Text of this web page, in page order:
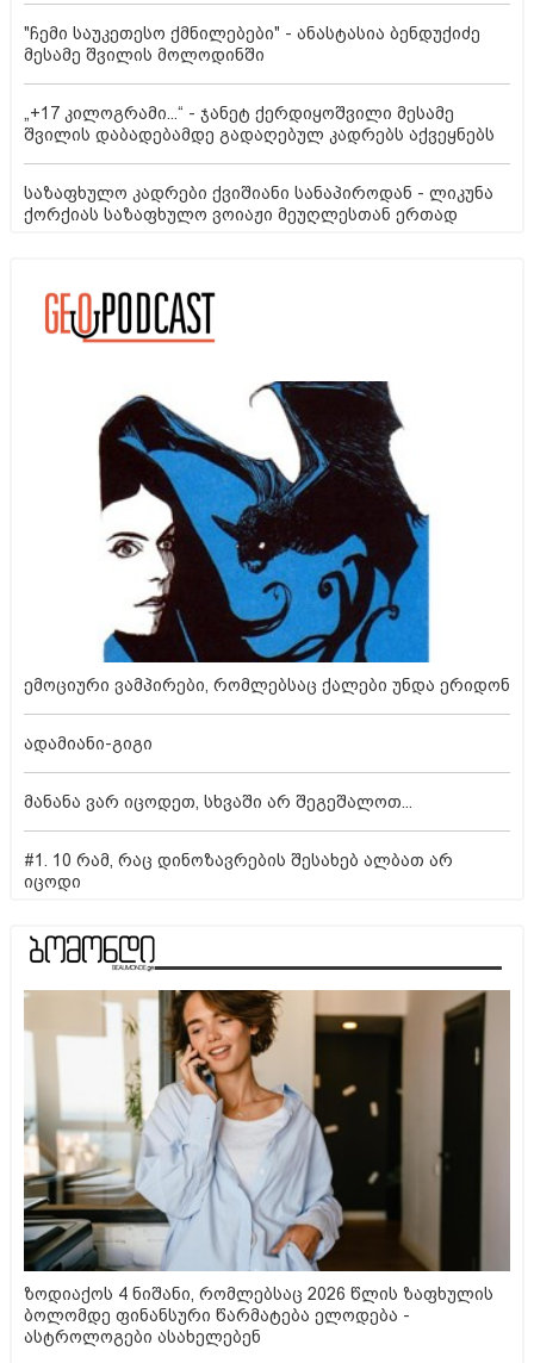
"ჩემი საუკეთესო ქმნილებები" - ანასტასია ბენდუქიძე
მესამე შვილის მოლოდინში
„+17 კილოგრამი...“ - ჯანეტ ქერდიყოშვილი მესამე
შვილის დაბადებამდე გადაღებულ კადრებს აქვეყნებს
საზაფხულო კადრები ქვიშიანი სანაპიროდან - ლიკუნა
ქორქიას საზაფხულო ვოიაჟი მეუღლესთან ერთად
ემოციური ვამპირები, რომლებსაც ქალები უნდა ერიდონ
ადამიანი-გიგი
მანანა ვარ იცოდეთ, სხვაში არ შეგეშალოთ...
#1. 10 რამ, რაც დინოზავრების შესახებ ალბათ არ
იცოდი
ზოდიაქოს 4 ნიშანი, რომლებსაც 2026 წლის ზაფხულის
ბოლომდე ფინანსური წარმატება ელოდება -
ასტროლოგები ასახელებენ